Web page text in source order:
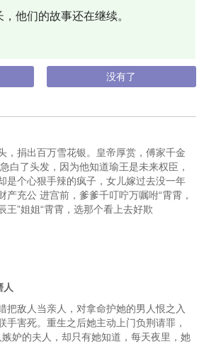
他们的故事还在继续。
没有了
，捐出百万雪花银。皇帝厚赏，傅家千金
白了头发，因为他知道瑜王是未来权臣，
是个心狠手辣的疯子，女儿嫁过去没一年
产充公 进宫前，爹爹千叮咛万嘱咐“霄霄，
王”姐姐“霄霄，选那个看上去好欺
人
把敌人当亲人，对拿命护她的男人恨之入
手害死。重生之后她主动上门负荆请罪，
妒的夫人，却只有她知道，每天夜里，她